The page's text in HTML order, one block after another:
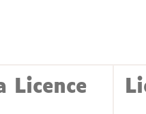
Licence